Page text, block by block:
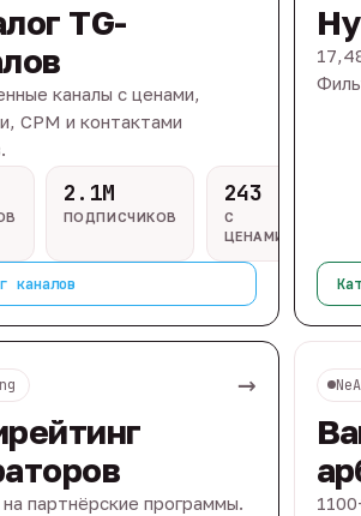
TG-
каналы с ценами,
CPM и контактами
2.1M
ПОДПИСЧИКОВ
243
С
ЦЕНАМИ
каналов
→
партнёрские программы.